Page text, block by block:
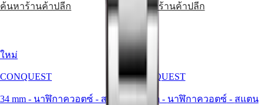
พิพิธภัณฑ์
แอม
บา
ค้นหาร้านค้าปลีก ค้นหาร้านค้าปลีก
ใหม่
CONQUEST
34 mm - นาฬิกาควอตซ์ - สแตน
ใหม่
CONQUEST
34 mm- นาฬิกาควอตซ์ - สแตน